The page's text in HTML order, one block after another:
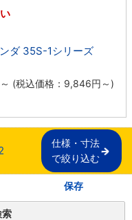
ダ 35S-1シリーズ
～ (税込価格： 9,846円 ～)
仕様・寸法
で絞り込む
保存
索